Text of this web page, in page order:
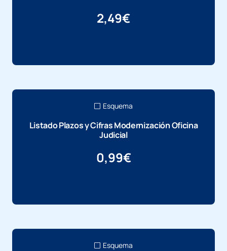
2,49€
Esquema
Listado Plazos y Cifras Modernización Oficina
Judicial
0,99€
Esquema